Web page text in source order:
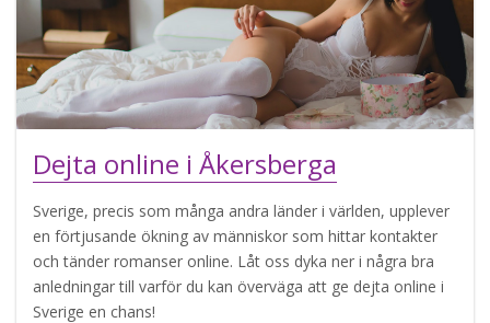
Dejta online i Åkersberga
Sverige, precis som många andra länder i världen, upplever
en förtjusande ökning av människor som hittar kontakter
och tänder romanser online. Låt oss dyka ner i några bra
anledningar till varför du kan överväga att ge dejta online i
Sverige en chans!